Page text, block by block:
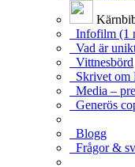
Infofilm (1
Vad är
Vittnesbörd
Skrivet om
Media –
Generös
Blogg
Frågor &